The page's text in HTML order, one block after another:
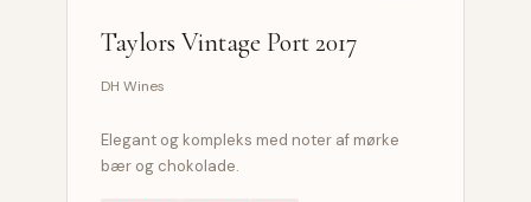
Taylors Vintage Port 2017
DH Wines
Elegant og kompleks med noter af mørke
bær og chokolade.